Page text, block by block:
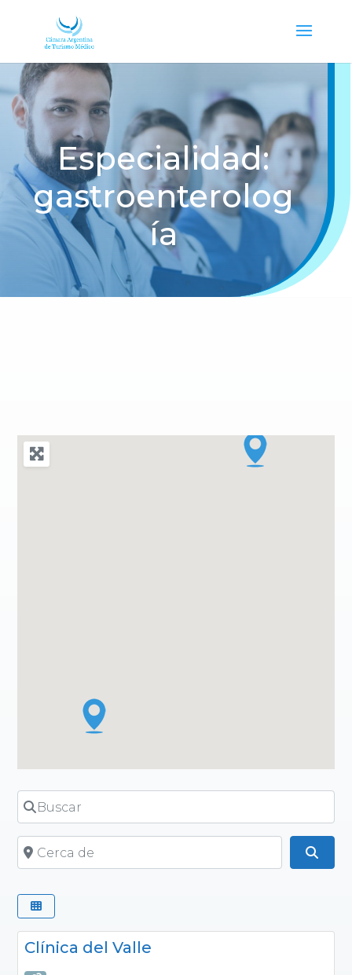
Especialidad:
gastroenterolog
ía
Buscar
Cerca de
Clínica del Valle